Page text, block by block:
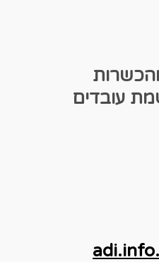
עובדים